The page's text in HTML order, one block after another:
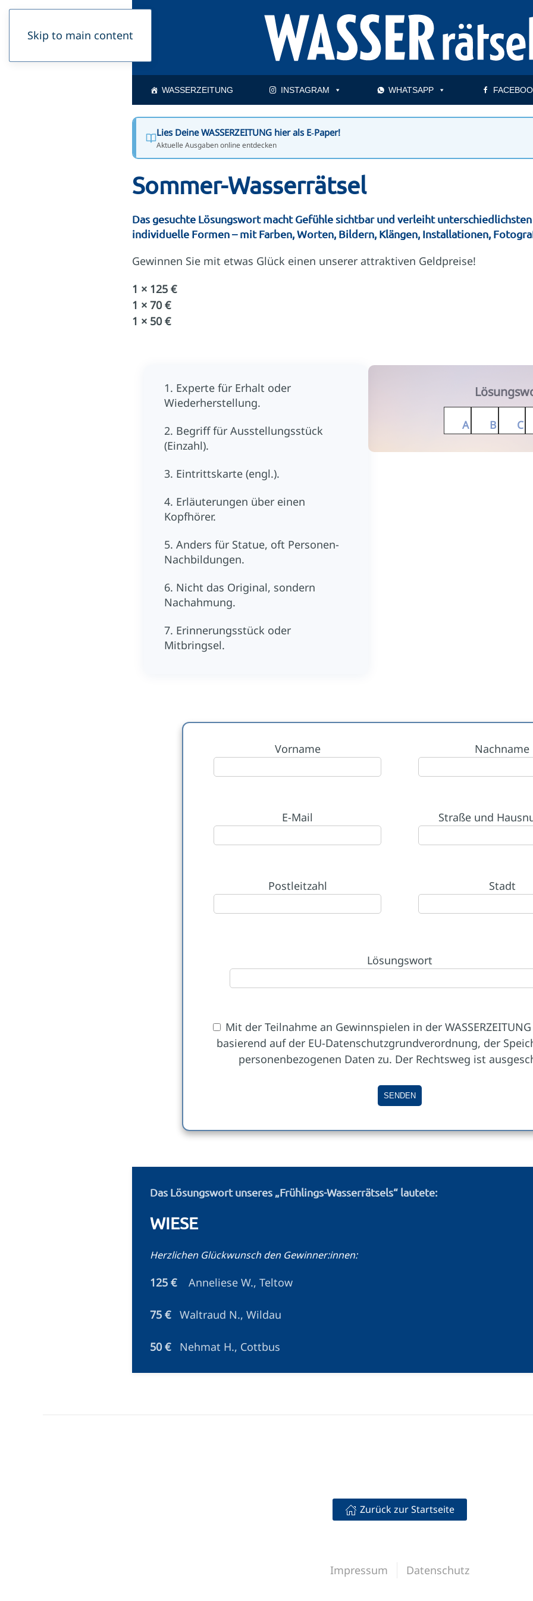
Skip to main content
WASSERZEITUNG INSTAGRAM WHATSAPP
Lies Deine WASSERZEITUNG hier als E‑Paper!
Aktuelle Ausgaben online entdecken
Sommer-Wasserrätsel
Das gesuchte Lösungswort macht Gefühle sichtbar und verleiht
individuelle Formen – mit Farben, Worten, Bildern, Klängen, Installationen,
Gewinnen Sie mit etwas Glück einen unserer attraktiven Geldpreise!
1 × 125 €
1 × 70 €
1 × 50 €
1. Experte für Erhalt oder
Wiederherstellung.
2. Begriff für Ausstellungsstück
(Einzahl).
3. Eintrittskarte (engl.).
4. Erläuterungen über einen
Kopfhörer.
5. Anders für Statue, oft Personen-
Nachbildungen.
6. Nicht das Original, sondern
Nachahmung.
7. Erinnerungsstück oder
Mitbringsel.
A B C
Vorname Nachname
E-Mail Straße und
Postleitzahl Stadt
Lösungswort
Mit der Teilnahme an Gewinnspielen in der
basierend auf der EU-Datenschutzgrundverordnung, der
personenbezogenen Daten zu. Der Rechtsweg ist
Das Lösungswort unseres „Frühlings-Wasserrätsels“ lautete:
WIESE
Herzlichen Glückwunsch den Gewinner:innen:
125 € Anneliese W., Teltow
75 €Waltraud N., Wildau
50 € Nehmat H., Cottbus
Zurück zur Startseite
Impressum Datenschutz